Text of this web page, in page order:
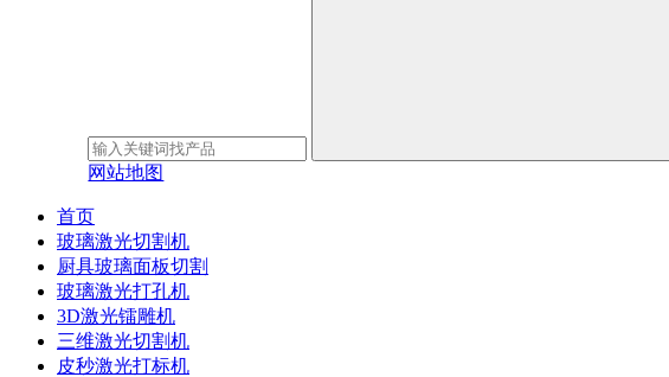
网站地图
首页
玻璃激光切割机
厨具玻璃面板切割
玻璃激光打孔机
3D激光镭雕机
三维激光切割机
皮秒激光打标机